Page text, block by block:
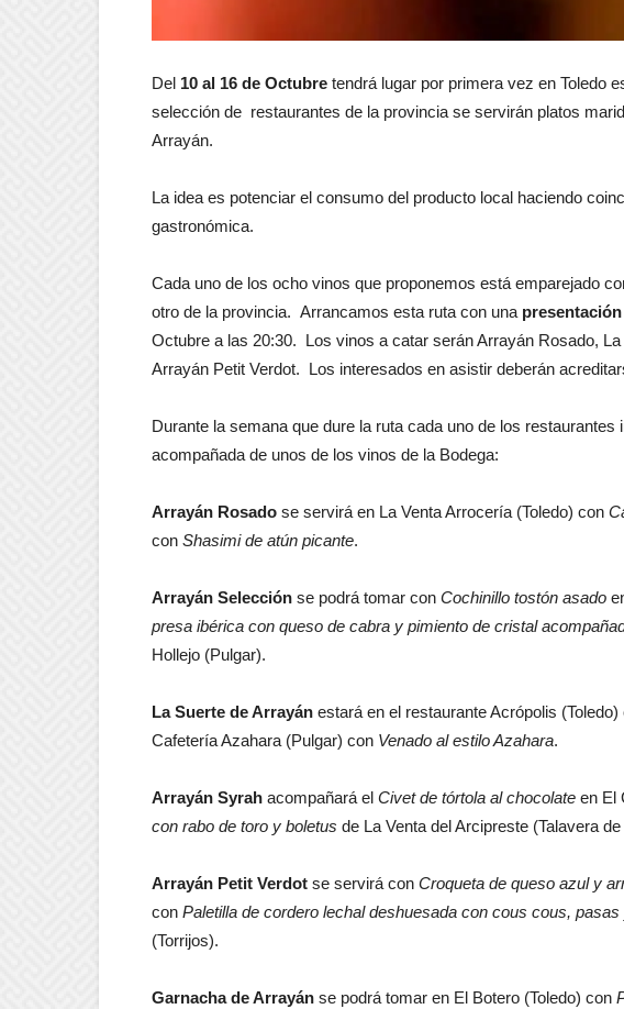
Del 10 al 16 de Octubre tendrá lugar por primera vez en Toledo
selección de restaurantes de la provincia se servirán platos
Arrayán.
La idea es potenciar el consumo del producto local haciendo
gastronómica.
Cada uno de los ocho vinos que proponemos está emparejado
otro de la provincia. Arrancamos esta ruta con una presentación
Octubre a las 20:30. Los vinos a catar serán Arrayán Rosado,
Arrayán Petit Verdot. Los interesados en asistir deberán
Durante la semana que dure la ruta cada uno de los
acompañada de unos de los vinos de la Bodega:
Arrayán Rosado se servirá en La Venta Arrocería (Toledo) con
con Shasimi de atún picante.
Arrayán Selección se podrá tomar con Cochinillo tostón asado
presa ibérica con queso de cabra y pimiento de cristal
Hollejo (Pulgar).
La Suerte de Arrayán estará en el restaurante Acrópolis (Toledo)
Cafetería Azahara (Pulgar) con Venado al estilo Azahara.
Arrayán Syrah acompañará el Civet de tórtola al chocolate en El
con rabo de toro y boletus de La Venta del Arcipreste (Talavera
Arrayán Petit Verdot se servirá con Croqueta de queso azul y
con Paletilla de cordero lechal deshuesada con cous cous,
(Torrijos).
Garnacha de Arrayán se podrá tomar en El Botero (Toledo) con